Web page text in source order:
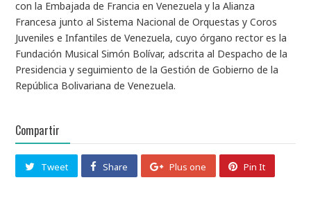
con la Embajada de Francia en Venezuela y la Alianza
Francesa junto al Sistema Nacional de Orquestas y Coros
Juveniles e Infantiles de Venezuela, cuyo órgano rector es la
Fundación Musical Simón Bolívar, adscrita al Despacho de la
Presidencia y seguimiento de la Gestión de Gobierno de la
República Bolivariana de Venezuela.
Compartir
Tweet Share Plus one Pin It